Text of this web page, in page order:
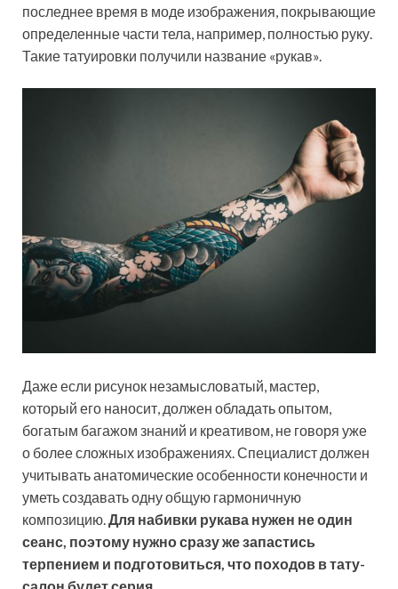
последнее время в моде изображения, покрывающие
определенные части тела, например, полностью руку.
Такие татуировки получили название «рукав».
Даже если рисунок незамысловатый, мастер,
который его наносит, должен обладать опытом,
богатым багажом знаний и креативом, не говоря уже
о более сложных изображениях. Специалист должен
учитывать анатомические особенности конечности и
уметь создавать одну общую гармоничную
композицию.Для набивки рукава нужен не один
сеанс, поэтому нужно сразу же запастись
терпением и подготовиться, что походов в тату-